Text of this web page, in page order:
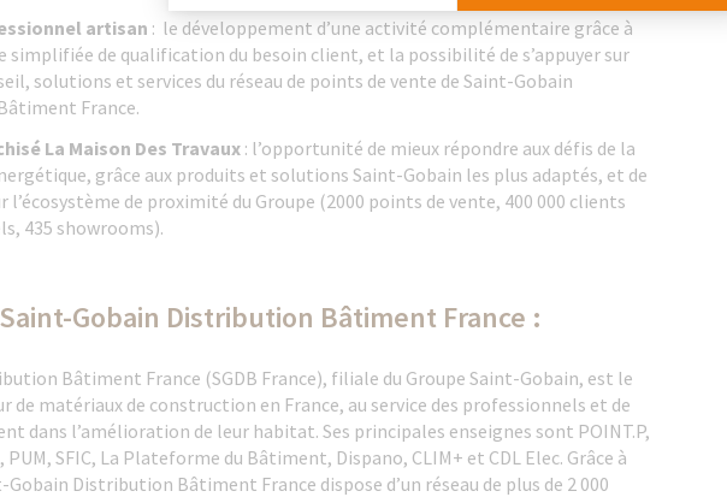
artisan : le développement d’une activité complémentaire grâce à
simplifiée de qualification du besoin client, et la possibilité de s’appuyer sur
solutions et services du réseau de points de vente de Saint-Gobain
France.
La Maison Des Travaux : l’opportunité de mieux répondre aux défis de la
grâce aux produits et solutions Saint-Gobain les plus adaptés, et de
l’écosystème de proximité du Groupe (2000 points de vente, 400 000 clients
435 showrooms).
Gobain Distribution Bâtiment France :
Bâtiment France (SGDB France), filiale du Groupe Saint-Gobain, est le
de matériaux de construction en France, au service des professionnels et de
dans l’amélioration de leur habitat. Ses principales enseignes sont POINT.P,
PUM, SFIC, La Plateforme du Bâtiment, Dispano, CLIM+ et CDL Elec. Grâce à
Gobain Distribution Bâtiment France dispose d’un réseau de plus de 2 000